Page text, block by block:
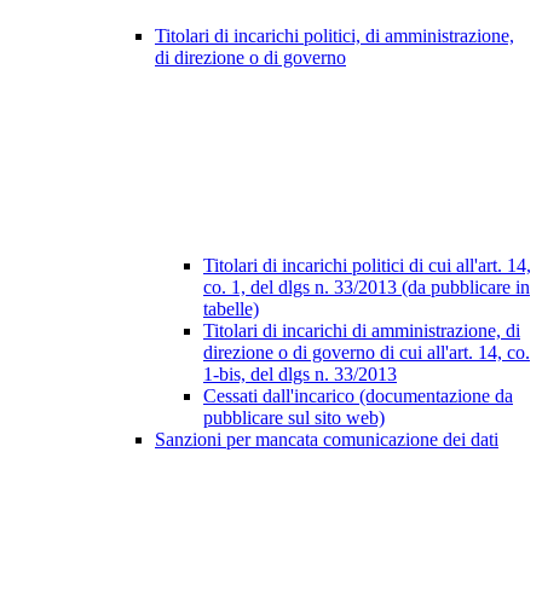
Titolari di incarichi politici, di amministrazione,
di direzione o di governo
Titolari di incarichi politici di cui all'art. 14,
co. 1, del dlgs n. 33/2013 (da pubblicare in
tabelle)
Titolari di incarichi di amministrazione, di
direzione o di governo di cui all'art. 14, co.
1-bis, del dlgs n. 33/2013
Cessati dall'incarico (documentazione da
pubblicare sul sito web)
Sanzioni per mancata comunicazione dei dati